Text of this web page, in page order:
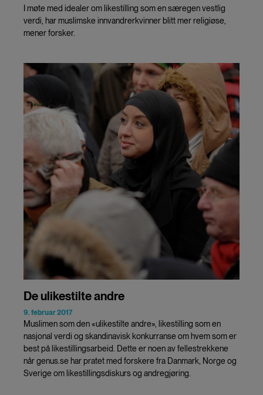
I møte med idealer om likestilling som en særegen vestlig
verdi, har muslimske innvandrerkvinner blitt mer religiøse,
mener forsker.
De ulikestilte andre
9. februar 2017
Muslimen som den «ulikestilte andre», likestilling som en
nasjonal verdi og skandinavisk konkurranse om hvem som er
best på likestillingsarbeid. Dette er noen av fellestrekkene
når genus.se har pratet med forskere fra Danmark, Norge og
Sverige om likestillingsdiskurs og andregjøring.